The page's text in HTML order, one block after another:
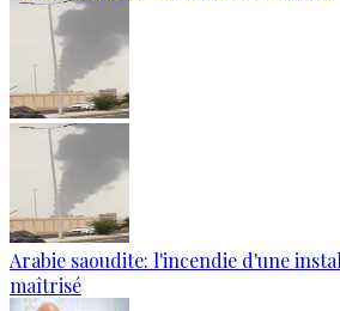
Arabie saoudite: l'incendie d'une
maîtrisé